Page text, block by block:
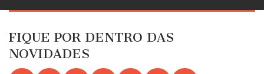
FIQUE POR DENTRO DAS
NOVIDADES